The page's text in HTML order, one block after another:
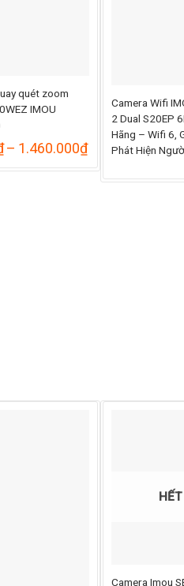
quét zoom
IMOU
– 1.460.000₫Khoảng
từ
Camera Wifi
2 Dual S20EP
Hãng – Wifi 6,
Phát Hiện
Camera Imou